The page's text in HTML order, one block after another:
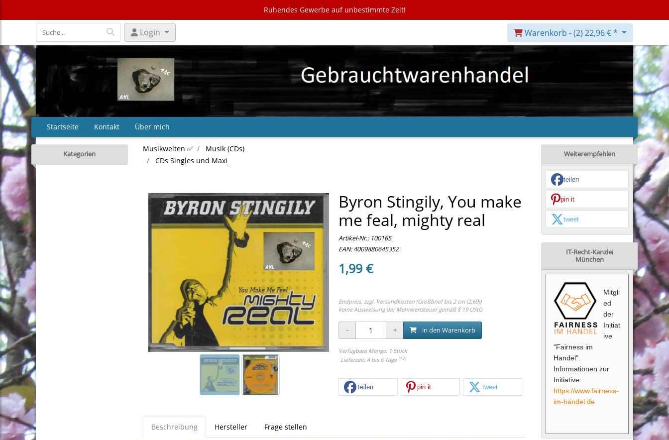
Ruhendes Gewerbe auf unbestimmte Zeit!
Login Warenkorb -(2) 22,96 € *
Startseite Kontakt Über mich
Kategorien
Musikwelten ✅
Musik (CDs)
CDs Singles und Maxi
Byron Stingily, You make
me feal, mighty real
Artikel-Nr.: 100165
EAN: 4009880645352
1,99 €
Endpreis, zzgl. Versandkosten (Großbrief bis 2 cm (2,69))
keine Ausweisung der Mehrwertsteuer gemäß § 19 UStG
in den Warenkorb
Verfügbare Menge: 1 Stück
Lieferzeit: 4 bis 6 Tage [*2]
teilen pin it tweet
Beschreibung Hersteller Frage stellen
Weiterempfehlen
teilen
pin it
tweet
IT-Recht-Kanzlei
München
Mitgli
ed
der
Initiat
ive
"Fairness im
Handel".
Informationen zur
Initiative:
https://www.fairness-
im-handel.de